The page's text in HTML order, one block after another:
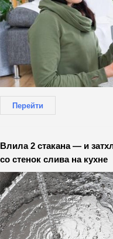
Перейти
Влила 2 стакана — и
со стенок слива на кухне